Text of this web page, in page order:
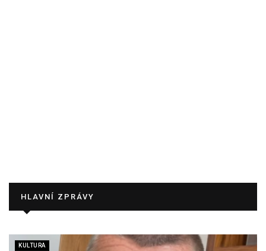
HLAVNÍ ZPRÁVY
KULTURA